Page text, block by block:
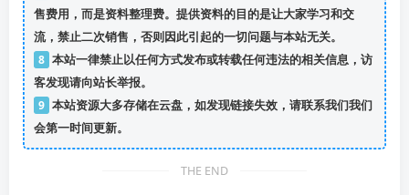
售费用，而是资料整理费。提供资料的目的是让大家学习和交
流，禁止二次销售，否则因此引起的一切问题与本站无关。
8 本站一律禁止以任何方式发布或转载任何违法的相关信息，访
客发现请向站长举报。
9 本站资源大多存储在云盘，如发现链接失效，请联系我们我们
会第一时间更新。
THE END